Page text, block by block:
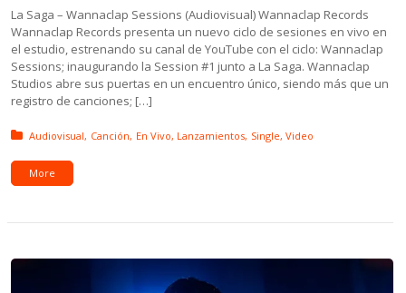
La Saga – Wannaclap Sessions (Audiovisual) Wannaclap Records
Wannaclap Records presenta un nuevo ciclo de sesiones en vivo en
el estudio, estrenando su canal de YouTube con el ciclo: Wannaclap
Sessions; inaugurando la Session #1 junto a La Saga. Wannaclap
Studios abre sus puertas en un encuentro único, siendo más que un
registro de canciones; […]
Posted in:
Audiovisual Canción En Vivo Lanzamientos Single Video
More